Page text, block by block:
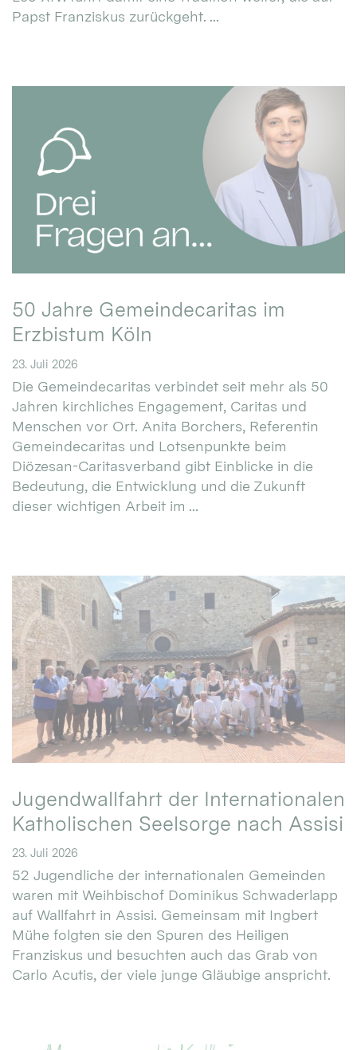
Papst Franziskus zurückgeht. ...
50 Jahre Gemeindecaritas im
Erzbistum Köln
23. Juli 2026
Die Gemeindecaritas verbindet seit mehr als 50
Jahren kirchliches Engagement, Caritas und
Menschen vor Ort. Anita Borchers, Referentin
Gemeindecaritas und Lotsenpunkte beim
Diözesan-Caritasverband gibt Einblicke in die
Bedeutung, die Entwicklung und die Zukunft
dieser wichtigen Arbeit im ...
Jugendwallfahrt der Internationalen
Katholischen Seelsorge nach Assisi
23. Juli 2026
52 Jugendliche der internationalen Gemeinden
waren mit Weihbischof Dominikus Schwaderlapp
auf Wallfahrt in Assisi. Gemeinsam mit Ingbert
Mühe folgten sie den Spuren des Heiligen
Franziskus und besuchten auch das Grab von
Carlo Acutis, der viele junge Gläubige anspricht.